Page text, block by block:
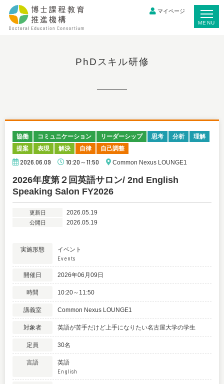
マイページ
PhDスキル研修
協働 コミュニケーション リーダーシップ 思考 分析
理解
提案
表現 解決 自律 自己調整
2026.06.09 10:20～11:50 Common Nexus LOUNGE1
2026年度第２回英語サロン/ 2nd English
Speaking Salon FY2026
更新日 2026.05.19
公開日 2026.05.19
実施形態 イベント
Events
開催日 2026年06月09日
時間 10:20～11:50
講義室 Common Nexus LOUNGE1
対象者 英語が苦手だけど上手になりたい名古屋大学の学生
定員 30名
言語 英語
English
MENU